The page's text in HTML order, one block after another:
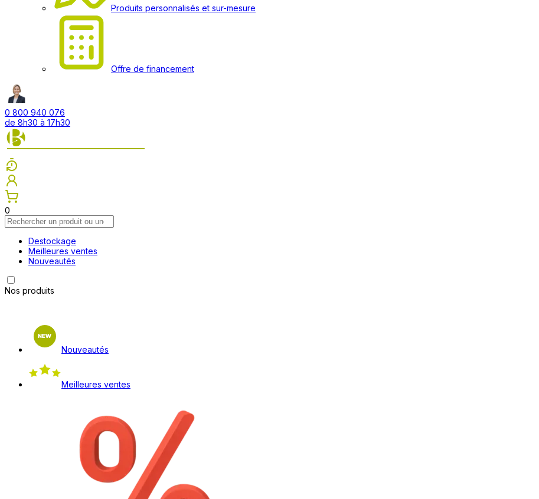
Produits personnalisés et sur-mesure
Offre de financement
0 800 940 076
de 8h30 à 17h30
0
Destockage
Meilleures ventes
Nouveautés
Nos produits
Nouveautés
Meilleures ventes